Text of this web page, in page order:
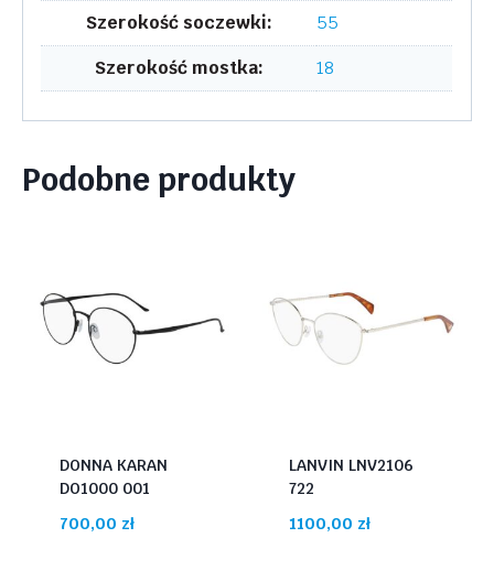
Szerokość soczewki:
55
Szerokość mostka:
18
Podobne produkty
DONNA KARAN
DO1000 001
700,00 zł
LANVIN LNV2106
722
1100,00 zł